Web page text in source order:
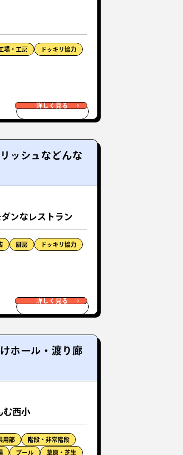
場・工房 ドッキリ協力
詳しく見る
ッシュなどんな
ンなレストラン
厨房 ドッキリ協力
詳しく見る
ホール・渡り廊
む西小
用部 階段・非常階段
プール 草原・芝生